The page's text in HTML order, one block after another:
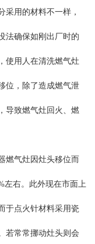
采用的材料不一样，
法确保如刚出厂时的
使用人在清洗燃气灶
位，除了造成燃气泄
导致燃气灶回火、燃
燃气灶因灶头移位而
左右。此外现在市面上
于点火针材料采用瓷
若常常挪动灶头则会